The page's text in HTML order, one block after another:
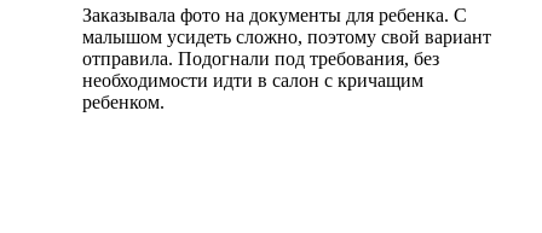
Заказывала фото на документы для ребенка. С
малышом усидеть сложно, поэтому свой вариант
отправила. Подогнали под требования, без
необходимости идти в салон с кричащим
ребенком.